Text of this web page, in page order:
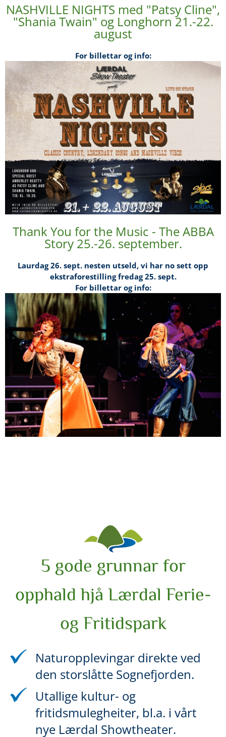
NASHVILLE NIGHTS med "Patsy Cline",
"Shania Twain" og Longhorn 21.-22.
august
For billettar og info:
Thank You for the Music - The ABBA
Story 25.-26. september.
Laurdag 26. sept. nesten utseld, vi har no sett opp
ekstraforestilling fredag 25. sept.
For billettar og info:
5 gode grunnar for
opphald hjå Lærdal Ferie-
og Fritidspark
Naturopplevingar direkte ved
den storslåtte Sognefjorden.
Utallige kultur- og
fritidsmulegheiter, bl.a. i vårt
nye Lærdal Showtheater.